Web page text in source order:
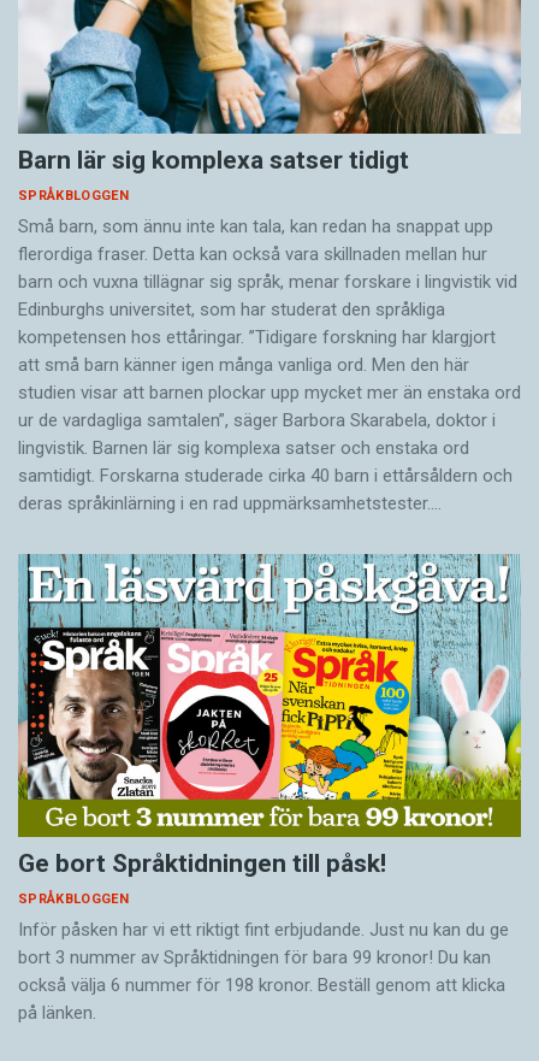
Barn lär sig komplexa satser tidigt
SPRÅKBLOGGEN
Små barn, som ännu inte kan tala, kan redan ha snappat upp
flerordiga fraser. Detta kan också vara skillnaden mellan hur
barn och vuxna tillägnar sig språk, menar forskare i lingvistik vid
Edinburghs universitet, som har studerat den språkliga
kompetensen hos ettåringar. ”Tidigare forskning har klargjort
att små barn känner igen många vanliga ord. Men den här
studien visar att barnen plockar upp mycket mer än enstaka ord
ur de vardagliga samtalen”, säger Barbora Skarabela, doktor i
lingvistik. Barnen lär sig komplexa satser och enstaka ord
samtidigt. Forskarna studerade cirka 40 barn i ettårsåldern och
deras språkinlärning i en rad uppmärksamhetstester.…
Ge bort Språktidningen till påsk!
SPRÅKBLOGGEN
Inför påsken har vi ett riktigt fint erbjudande. Just nu kan du ge
bort 3 nummer av Språktidningen för bara 99 kronor! Du kan
också välja 6 nummer för 198 kronor. Beställ genom att klicka
på länken.